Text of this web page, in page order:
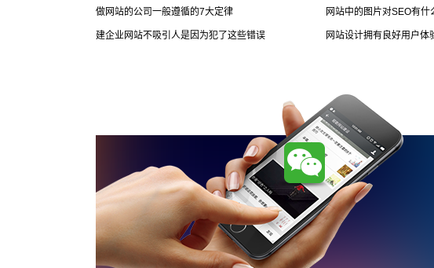
做网站的公司一般遵循的7大定律
建企业网站不吸引人是因为犯了这些错误
网站中的图片对SEO有什
网站设计拥有良好用户体